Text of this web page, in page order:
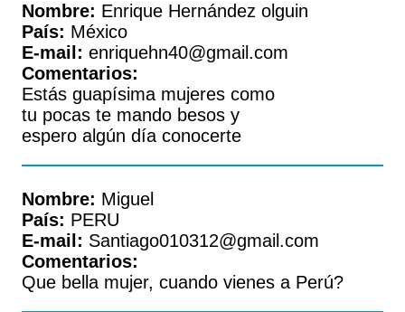
Nombre: Enrique Hernández olguin
País: México
E-mail: enriquehn40@gmail.com
Comentarios:
Estás guapísima mujeres como
tu pocas te mando besos y
espero algún día conocerte
Nombre: Miguel
País: PERU
E-mail: Santiago010312@gmail.com
Comentarios:
Que bella mujer, cuando vienes a Perú?